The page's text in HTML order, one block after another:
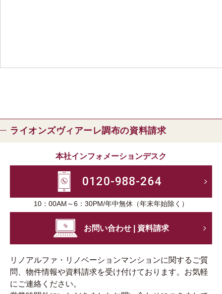
ライオンズヴィアーレ調布の資料請求
本社インフォメーションデスク
0120-988-264
10：00AM～6：30PM/年中無休（年末年始除く）
お問い合わせ | 資料請求
リノアルファ・リノベーションマンションに関するご質
問、物件情報や資料請求を受け付けております。お気軽
にご連絡ください。